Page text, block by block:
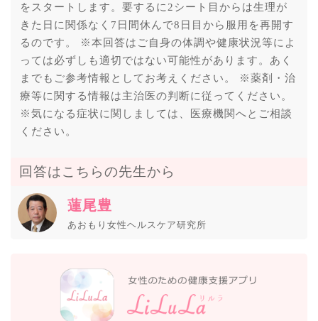
をスタートします。要するに2シート目からは生理が
きた日に関係なく7日間休んで8日目から服用を再開す
るのです。 ※本回答はご自身の体調や健康状況等によ
っては必ずしも適切ではない可能性があります。あく
までもご参考情報としてお考えください。 ※薬剤・治
療等に関する情報は主治医の判断に従ってください。
※気になる症状に関しましては、医療機関へとご相談
ください。
回答はこちらの先生から
蓮尾豊
あおもり女性ヘルスケア研究所